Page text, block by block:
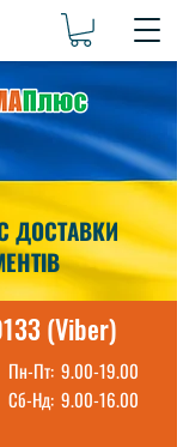
ДОСТАВКИ
(Viber)
Пн-Пт: 9.00-19.00
Сб-Нд: 9.00-16.00